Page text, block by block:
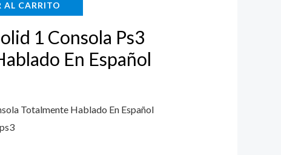
AL CARRITO
1 Consola Ps3
En Español
Totalmente Hablado En Español